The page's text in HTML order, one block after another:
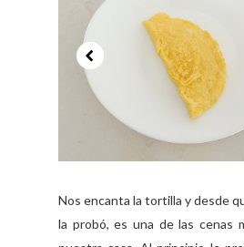
Nos encanta la tortilla y desde
la probó, es una de las cenas